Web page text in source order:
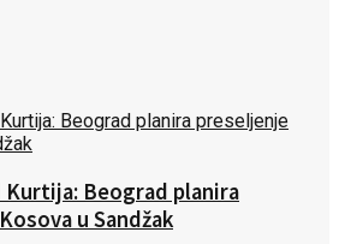
Kurtija: Beograd planira
u Sandžak